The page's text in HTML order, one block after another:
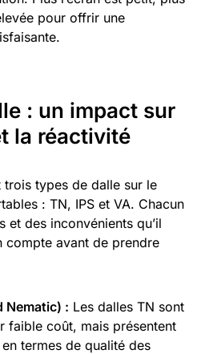
pour offrir une
: un impact sur
la réactivité
types de dalle sur le
: TN, IPS et VA. Chacun
et des inconvénients qu’il
compte avant de prendre
Nematic) : Les dalles TN sont
faible coût, mais présentent
termes de qualité des